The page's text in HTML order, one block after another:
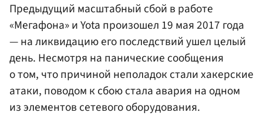
Предыдущий масштабный сбой в работе
«Мегафона» и Yota произошел 19 мая 2017 года
— на ликвидацию его последствий ушел целый
день. Несмотря на панические сообщения
о том, что причиной неполадок стали хакерские
атаки, поводом к сбою стала авария на одном
из элементов сетевого оборудования.